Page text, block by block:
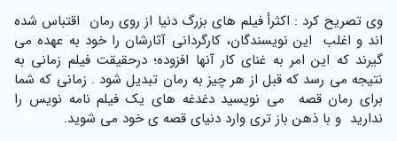
وی تصریح کرد : اکثرأ فیلم های بزرگ دنیا از روی رمان اقتباس شده
اند و اغلب این نویسندگان، کارگردانی آثارشان را خود به عهده می
گیرند که این امر به غنای کار آنها افزوده؛ درحقیقت فیلم زمانی به
نتیجه می رسد که قبل از هر چیز به رمان تبدیل شود . زمانی که شما
برای رمان قصه می نویسید دغدغه های یک فیلم نامه نویس را
ندارید و با ذهن باز تری وارد دنیای قصه ی خود می شوید.